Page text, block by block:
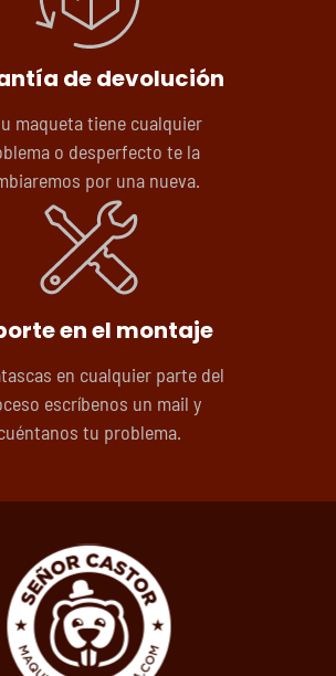
de devolución
maqueta tiene cualquier
o desperfecto te la
por una nueva.
en el montaje
en cualquier parte del
escríbenos un mail y
tu problema.